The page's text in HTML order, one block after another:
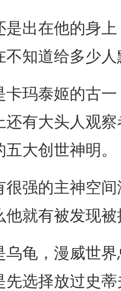
在他的身上
不知道给多少
泰姬的古一
还有大头人观
大创世神明。
的主神空间
他就有被发现
，漫威世界
选择放过史蒂